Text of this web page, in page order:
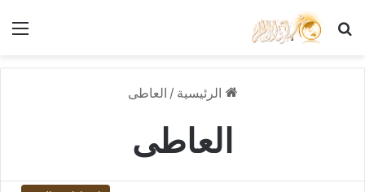
بحث عن
الرئيسية / العاطى
العاطى